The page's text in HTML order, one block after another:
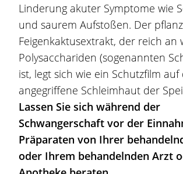
Linderung akuter Symptome wie
und saurem Aufstoßen. Der
Feigenkaktusextrakt, der reich an
Polysacchariden (sogenannten
ist, legt sich wie ein Schutzfilm auf
angegriffene Schleimhaut der
Lassen Sie sich während der
Schwangerschaft vor der
Präparaten von Ihrer
oder Ihrem behandelnden Arzt